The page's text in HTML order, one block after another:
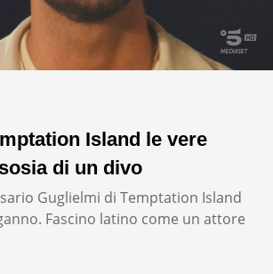
Island le vere
di un divo
Guglielmi di Temptation Island
Fascino latino come un attore